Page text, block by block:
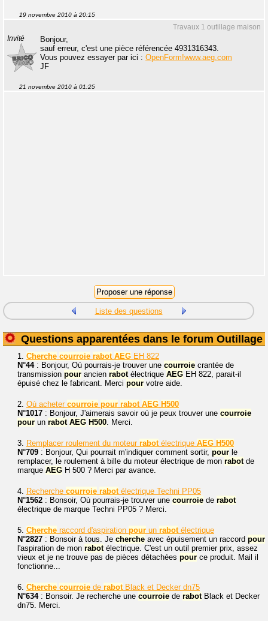
19 novembre 2010 à 20:15
Travaux 1 outillage maison
Invité
Bonjour,
sauf erreur, c'est une pièce référencée 4931316343.
Vous pouvez essayer par ici : OpenForm!www.aeg.com
JF
21 novembre 2010 à 01:25
Liste des questions
Questions apparentées dans le forum Outillage
1. Cherche courroie rabot AEG EH 822
N°44: Bonjour, Où pourrais-je trouver une courroie crantée de
transmission pour ancien rabotélectrique AEG EH 822, parait-il
épuisé chez le fabricant. Merci pour votre aide.
2. Où acheter courroie pour rabot AEG H500
N°1017 : Bonjour, J'aimerais savoir où je peux trouver une courroie
pour un rabot AEG H500. Merci.
3. Remplacer roulement du moteur rabotélectrique AEG H500
N°709 : Bonjour, Qui pourrait m'indiquer comment sortir, pour le
remplacer, le roulement à bille du moteur électrique de mon rabotde
marque AEG H 500 ? Merci par avance.
4. Recherche courroie rabotélectrique Techni PP05
N°1562 : Bonsoir, Où pourrais-je trouver une courroie de rabot
électrique de marque Techni PP05 ? Merci.
5. Cherche raccord d'aspiration pour un rabotélectrique
N°2827 : Bonsoir à tous. Je cherche avec épuisement un raccord pour
l'aspiration de mon rabotélectrique. C'est un outil premier prix, assez
vieux et je ne trouve pas de pièces détachées pour ce produit. Mail il
fonctionne...
6. Cherche courroie de rabotBlack et Decker dn75
N°634: Bonsoir. Je recherche une courroie de rabotBlack et Decker
dn75. Merci.